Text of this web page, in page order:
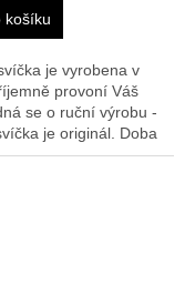
košíku
je vyrobena v
provoní Váš
se o ruční výrobu -
je originál. Doba
42 h,Rozměry V/Š/H: